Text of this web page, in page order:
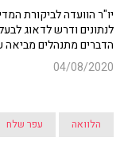
יו"ר הוועדה לביקורת
לנתונים ודרש לדאוג
הדברים מתנהלים
04/08/2020
הלוואה עפר שלח